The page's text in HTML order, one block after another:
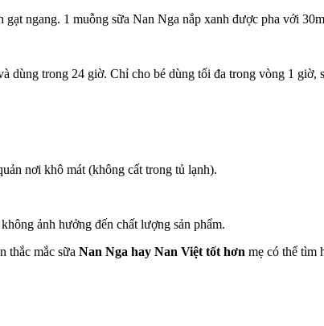
ngang. 1 muỗng sữa Nan Nga nắp xanh được pha với
trong 24 giờ. Chỉ cho bé dùng tối đa trong vòng 1 giờ,
nơi khô mát (không cất trong tủ lạnh).
ảnh hưởng đến chất lượng sản phẩm.
thắc mắc sữa Nan Nga hay Nan Việt tốt hơn mẹ có thể tìm